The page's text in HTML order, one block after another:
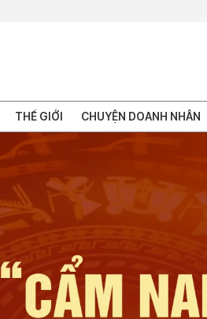
THẾ GIỚI CHUYỆN DOANH NHÂN